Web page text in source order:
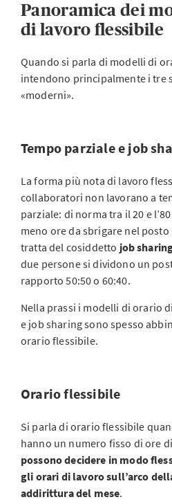
Panoramica dei
di lavoro flessibile
Quando si parla di modelli di
intendono principalmente i tre
«moderni».
Tempo parziale e job
La forma più nota di lavoro
collaboratori non lavorano a
parziale: di norma tra il 20 e
meno ore da sbrigare nel
tratta del cosiddetto job
due persone si dividono un
rapporto 50:50 o 60:40.
Nella prassi i modelli di orario
e job sharing sono spesso
orario flessibile.
Orario flessibile
Si parla di orario flessibile
hanno un numero fisso di ore
possono decidere in modo
gli orari di lavoro sull’arco
addirittura del mese.